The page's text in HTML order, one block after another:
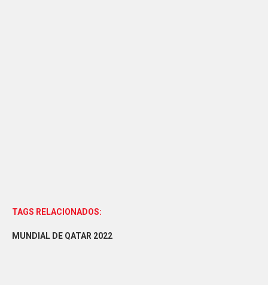
TAGS RELACIONADOS:
MUNDIAL DE QATAR 2022